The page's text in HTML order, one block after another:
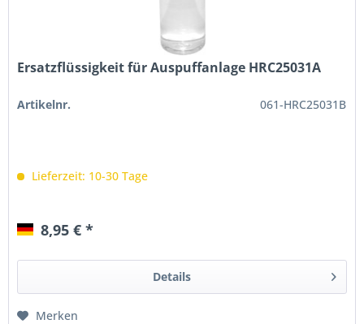
Ersatzflüssigkeit für Auspuffanlage HRC25031A
Artikelnr. 061-HRC25031B
Lieferzeit: 10-30 Tage
8,95 € *
Details
Merken